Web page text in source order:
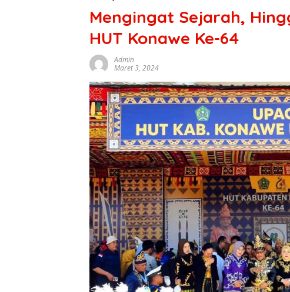
Mengingat Sejarah,
HUT Konawe Ke-64
Admin
Maret 3, 2024